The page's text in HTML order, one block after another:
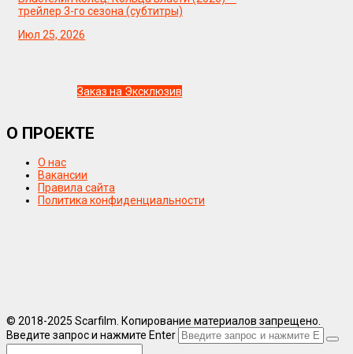
трейлер 3-го сезона (субтитры)
Июл 25, 2026
Заказ на Эксклюзив
О ПРОЕКТЕ
О нас
Вакансии
Правила сайта
Политика конфиденциальности
© 2018-2025 Scarfilm. Копирование материалов запрещено.
Введите запрос и нажмите Enter